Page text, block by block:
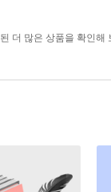
더 많은 상품을 확인해